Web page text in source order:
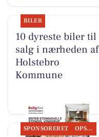
BILER
10 dyreste biler til
salg i nærheden af
Holstebro
Kommune
SPONSORERET OPSLAGSTAVLEN